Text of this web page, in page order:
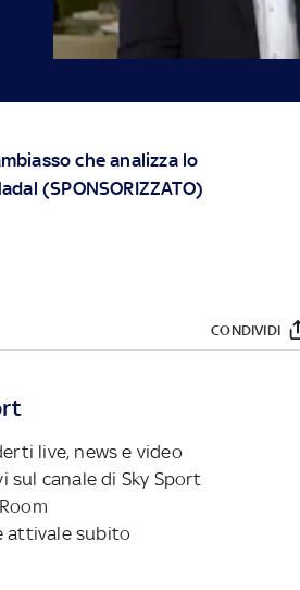
che analizza lo
(SPONSORIZZATO)
CONDIVIDI
live, news e video
sul canale di Sky Sport
attivale subito